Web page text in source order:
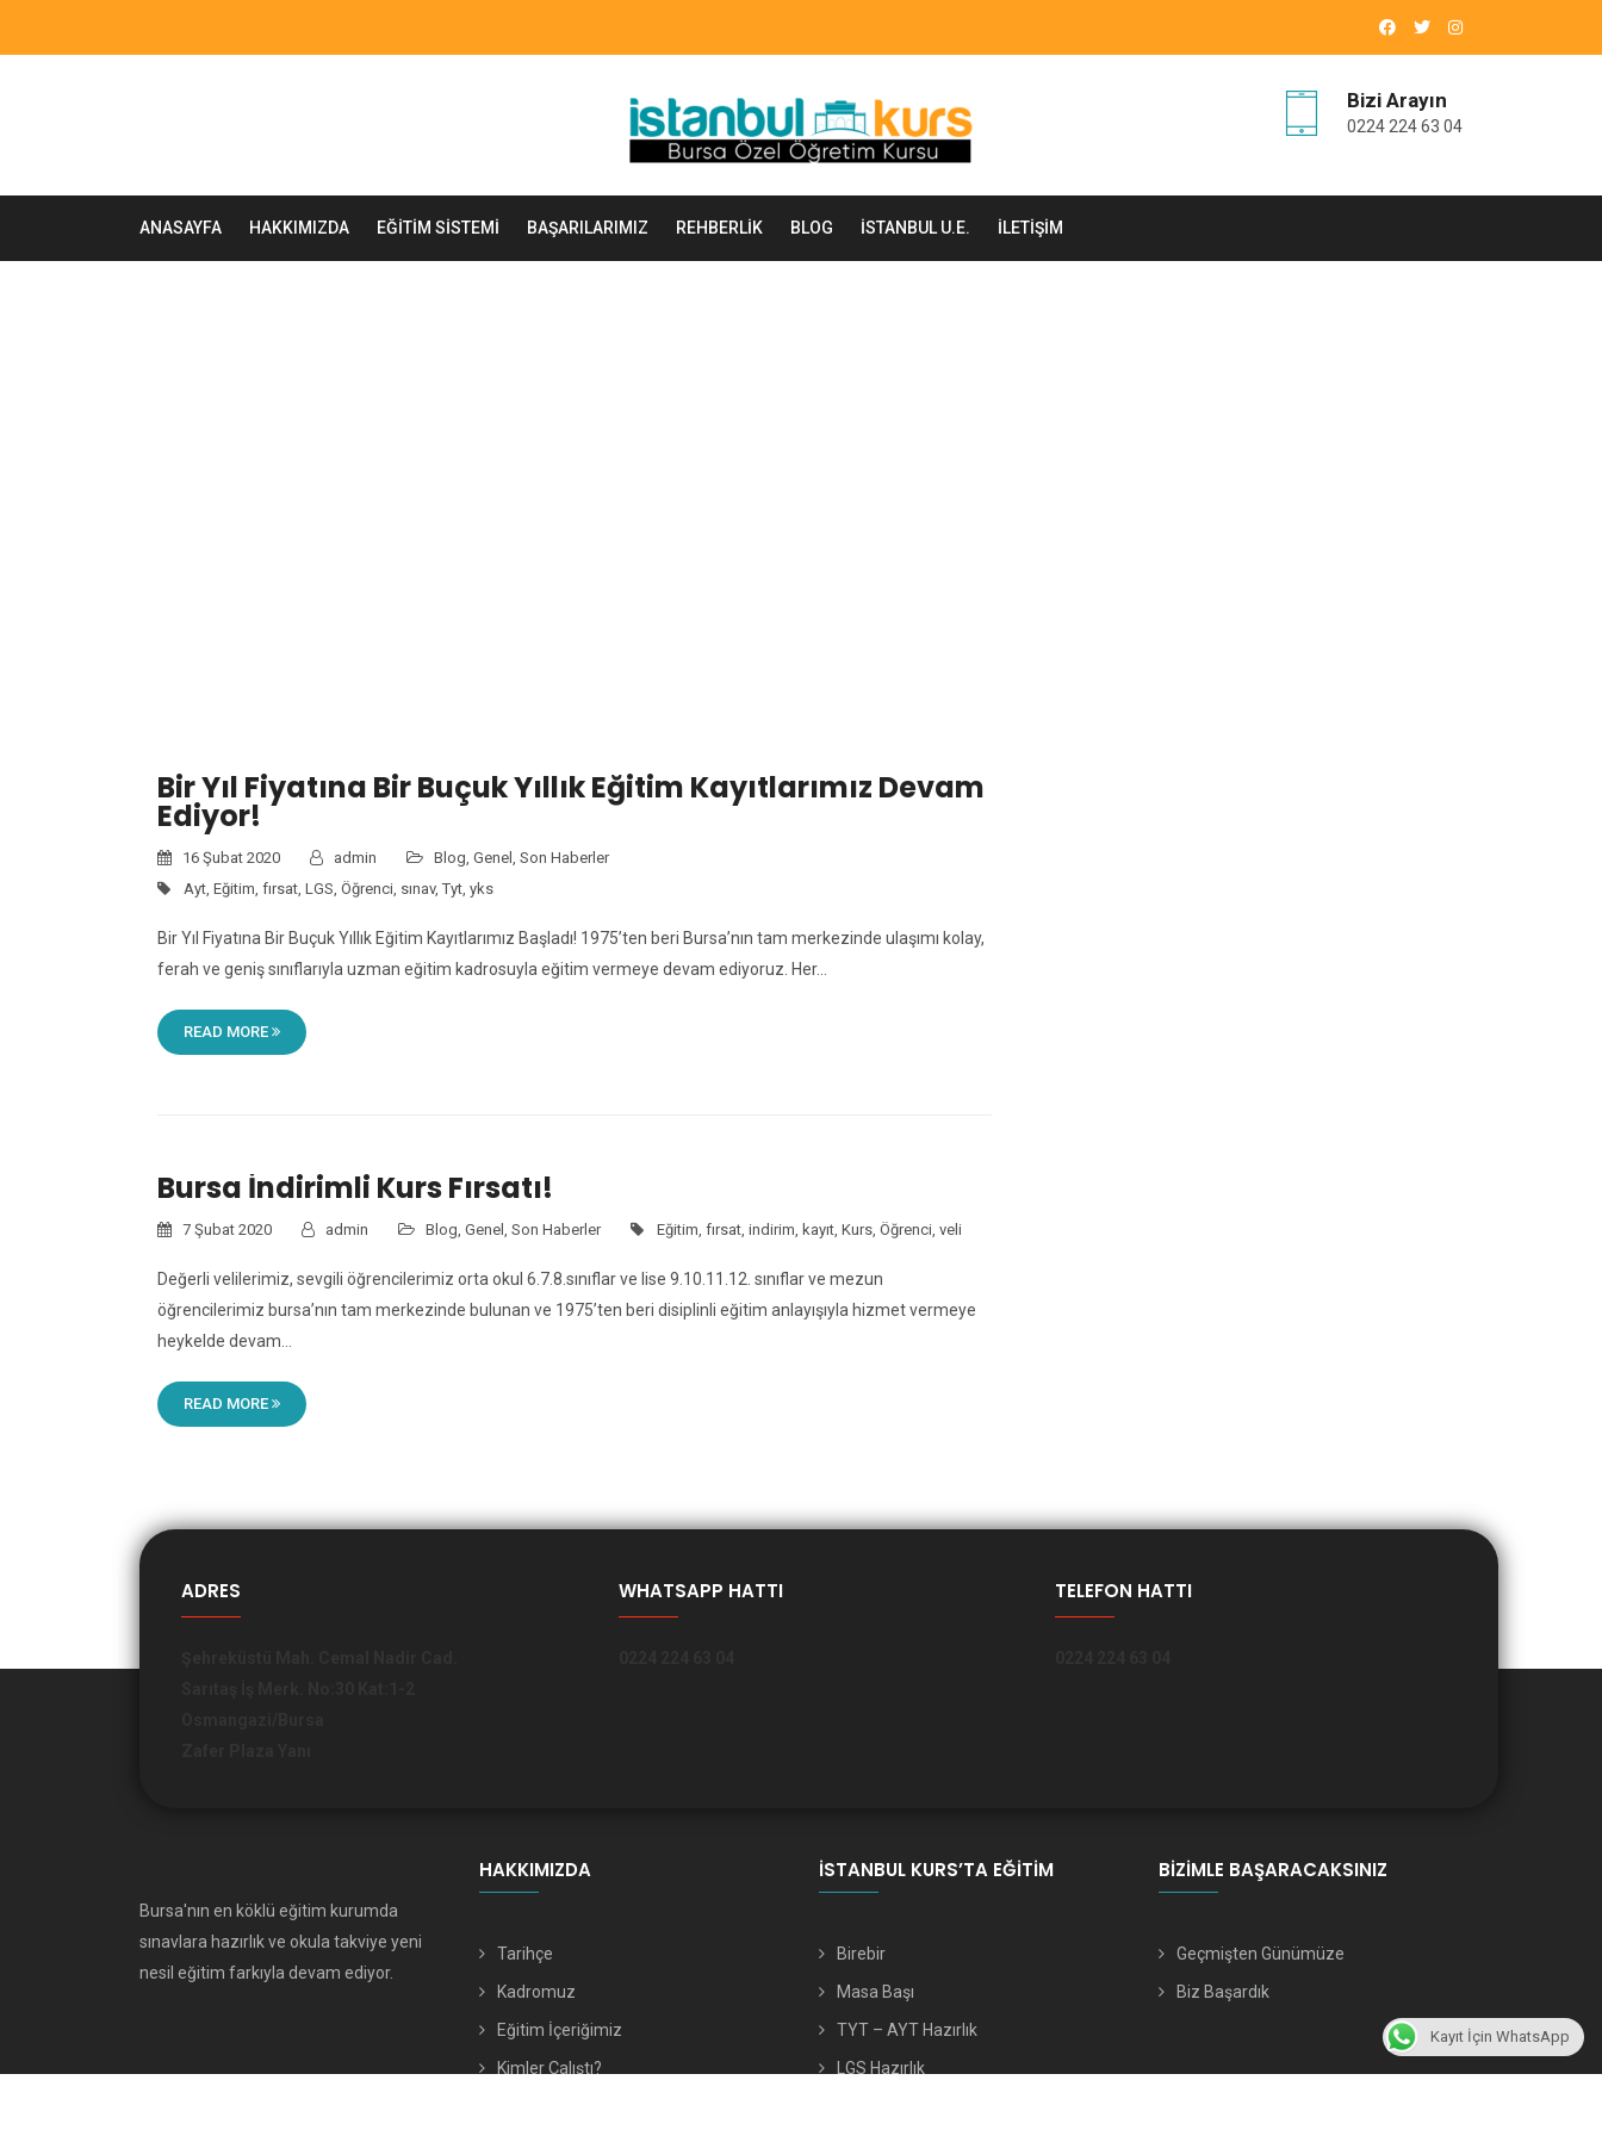
Bizi Arayın
0224 224 63 04
ANASAYFA HAKKIMIZDA EĞITIM SISTEMI BAŞARILARIMIZ REHBERLIK BLOG İSTANBUL U.E. İLETIŞIM
Bir Yıl Fiyatına Bir Buçuk Yıllık Eğitim Kayıtlarımız Devam
Ediyor!
16 Şubat 2020 admin Blog, Genel , Son Haberler
Ayt, Eğitim, fırsat, LGS, Öğrenci, sınav,Tyt, yks
Bir Yıl Fiyatına Bir Buçuk Yıllık Eğitim Kayıtlarımız Başladı! 1975’ten beri Bursa’nın tam merkezinde ulaşımı kolay,
ferah ve geniş sınıflarıyla uzman eğitim kadrosuyla eğitim vermeye devam ediyoruz. Her…
READ MORE
Bursa İndirimli Kurs Fırsatı!
7 Şubat 2020 admin Blog, Genel , Son Haberler Eğitim, fırsat, indirim, kayıt, Kurs, Öğrenci, veli
Değerli velilerimiz, sevgili öğrencilerimiz orta okul 6.7.8.sınıflar ve lise 9.10.11.12. sınıflar ve mezun
öğrencilerimiz bursa’nın tam merkezinde bulunan ve 1975’ten beri disiplinli eğitim anlayışıyla hizmet vermeye
heykelde devam…
READ MORE
ADRES WHATSAPP HATTI TELEFON HATTI
Bursa'nın en köklü eğitim kurumda
sınavlara hazırlık ve okula takviye yeni
nesil eğitim farkıyla devam ediyor.
HAKKIMIZDA
Tarihçe
Kadromuz
Eğitim İçeriğimiz
Kimler Çalıştı?
İSTANBUL KURS’TA EĞITIM
Birebir
Masa Başı
TYT – AYT Hazırlık
LGS Hazırlık
BIZIMLE BAŞARACAKSINIZ
Geçmişten Günümüze
Biz Başardık
Kayıt İçin WhatsApp